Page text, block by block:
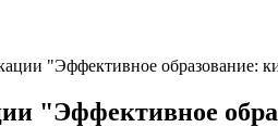
"Эффективное образование:
"Эффективное